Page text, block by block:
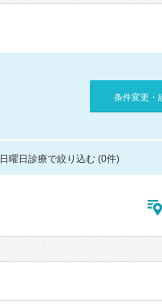
条件変更・
日曜日診療で絞り込む (0件)